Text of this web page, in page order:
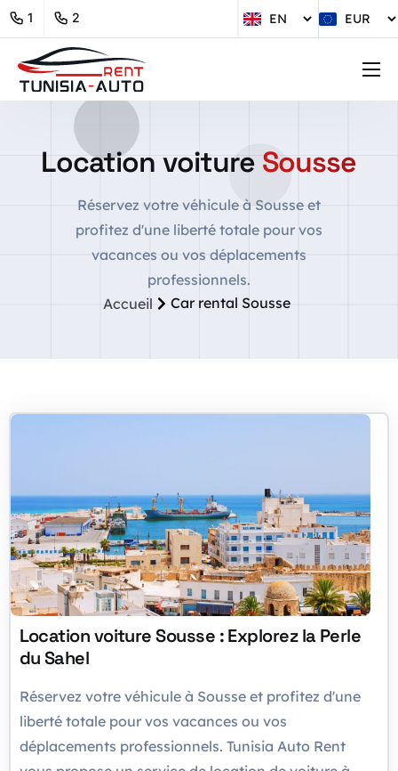
1 2
Fleet
Deals
My Bookings Book Now
Location voiture Sousse
Réservez votre véhicule à Sousse et
profitez d'une liberté totale pour vos
vacances ou vos déplacements
professionnels.
Accueil
Car rental Sousse
Location voiture Sousse : Explorez la Perle
du Sahel
Réservez votre véhicule à Sousse et profitez d'une
liberté totale pour vos vacances ou vos
déplacements professionnels. Tunisia Auto Rent